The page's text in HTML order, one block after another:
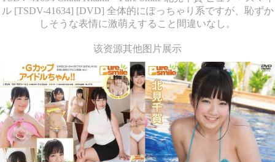
ル [TSDV-41634] [DVD] 全体的にぽっちゃり系ですが、恥ずか
しそうな表情に激萌えすること間違いなし。
该资源其他图片展示